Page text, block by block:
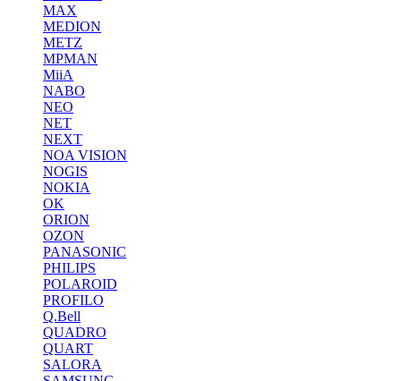
MAX
MEDION
METZ
MPMAN
MiiA
NABO
NEO
NET
NEXT
NOA VISION
NOGIS
NOKIA
OK
ORION
OZON
PANASONIC
PHILIPS
POLAROID
PROFILO
Q.Bell
QUADRO
QUART
SALORA